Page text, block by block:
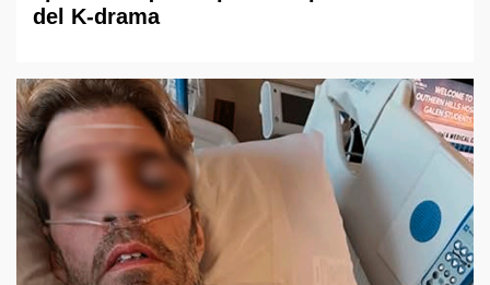
del K-drama